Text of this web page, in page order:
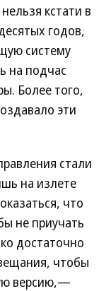
кстати в
годов,
систему
на подчас
Более того,
эти
стали
на излете
что
не приучать
достаточно
чтобы
версию,—